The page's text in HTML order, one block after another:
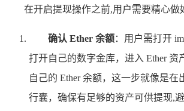
在开启提现操作之前,用户需要精心做
确认 Ether 余额：用户需打开
打开自己的数字金库，进入 Ether 资
自己的 Ether 余额，这一步就像是在
行囊，确保有足够的资产可供提现,